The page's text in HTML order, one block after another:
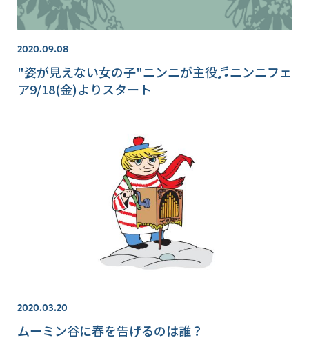
2020.09.08
"姿が見えない女の子"ニンニが主役♬ニンニフェ
ア9/18(金)よりスタート
2020.03.20
ムーミン谷に春を告げるのは誰？